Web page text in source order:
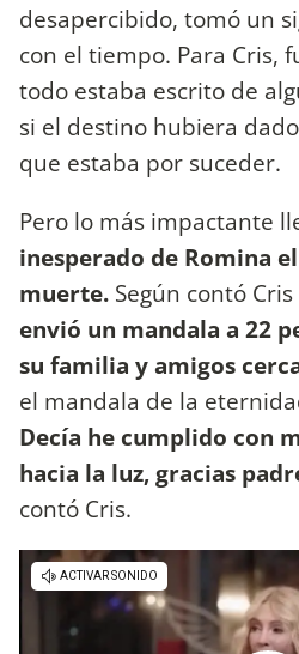
desapercibido, tomó un
con el tiempo. Para Cris,
todo estaba escrito de
si el destino hubiera
que estaba por suceder.
Pero lo más impactante
inesperado de Romina
muerte. Según contó
envió un mandala a 22
su familia y amigos
el mandala de la
Decía he cumplido con
hacia la luz, gracias
contó Cris.